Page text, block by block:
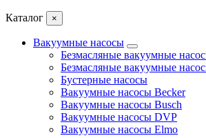
Каталог ×
Вакуумные насосы
Безмасляные вакуумные
Безмасляные вакуумные
Бустерные насосы
Вакуумные насосы Becker
Вакуумные насосы Busch
Вакуумные насосы DVP
Вакуумные насосы Elmo